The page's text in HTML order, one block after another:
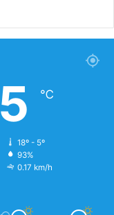
5 ℃
18º - 5º
93%
0.17 km/h